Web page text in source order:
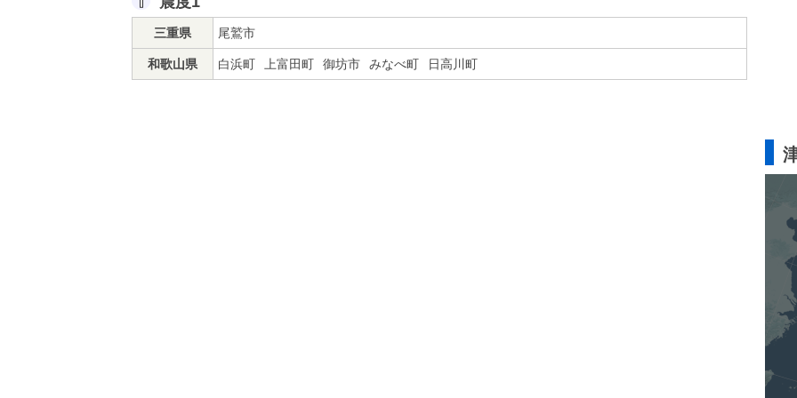
三重県 尾鷲市
和歌山県 白浜町 上富田町 御坊市 みなべ町 日高川町